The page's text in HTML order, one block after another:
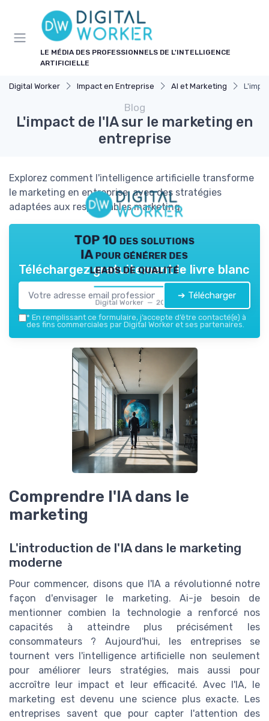
LE MÉDIA DES PROFESSIONNELS DE L'INTELLIGENCE
ARTIFICIELLE
Digital Worker Impact en Entreprise AI et Marketing
Blog
L'impact de l'IA sur le marketing en
entreprise
Explorez comment l'intelligence artificielle transforme
le marketing en entreprise, avec des stratégies
adaptées aux responsables marketing.
TOP 10 des solutions
IA pour générer des
leads de qualité
Digital Worker — 2026
Téléchargez gratuitement le livre blanc
➔ Télécharger
* En remplissant ce formulaire, j’accepte d’être contacté(e) à
des fins commerciales par Digital Worker et ses partenaires.
Comprendre l'IA dans le
marketing
L'introduction de l'IA dans le marketing
moderne
Pour commencer, disons que l'IA a révolutionné notre
façon d'envisager le marketing. Ai-je besoin de
mentionner combien la technologie a renforcé nos
capacités à atteindre plus précisément les
consommateurs ? Aujourd'hui, les entreprises se
tournent vers l'intelligence artificielle non seulement
pour améliorer leurs stratégies, mais aussi pour
accroître leur impact et leur efficacité. Avec l'IA, le
marketing est devenu une science plus exacte. Les
entreprises savent que pour capter l'attention des